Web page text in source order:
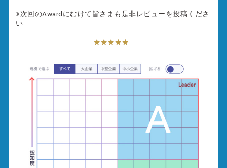
※次回のAwardにむけて皆さまも是非レビューを投稿くださ
い